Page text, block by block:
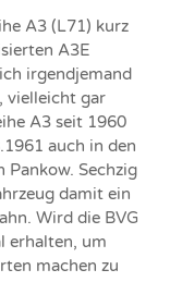
A3 (L71) kurz
A3E
irgendjemand
vielleicht gar
A3 seit 1960
auch in den
Pankow. Sechzig
damit ein
Wird die BVG
erhalten, um
machen zu